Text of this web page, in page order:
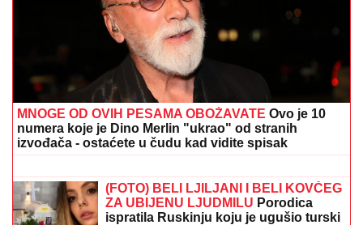
MNOGE OD OVIH PESAMA OBOŽAVATE Ovo je 10
numera koje je Dino Merlin "ukrao" od stranih
izvođača - ostaćete u čudu kad vidite spisak
trenutno izgleda Ormuski moreuz
(FOTO)